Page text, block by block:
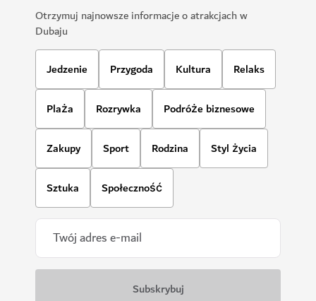
Otrzymuj najnowsze informacje o atrakcjach w
Dubaju
Jedzenie Przygoda Kultura Relaks
Plaża Rozrywka Podróże biznesowe
Zakupy Sport Rodzina Styl życia
Sztuka Społeczność